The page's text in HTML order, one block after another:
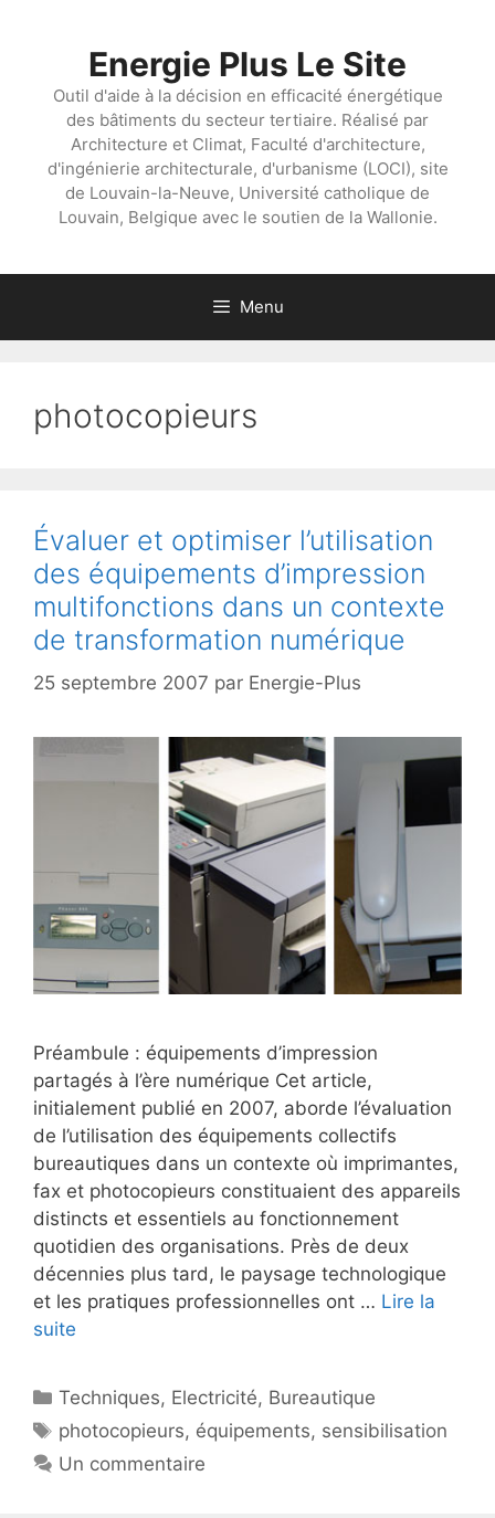
Energie Plus Le Site
Outil d'aide à la décision en efficacité énergétique
des bâtiments du secteur tertiaire. Réalisé par
Architecture et Climat, Faculté d'architecture,
d'ingénierie architecturale, d'urbanisme (LOCI), site
de Louvain-la-Neuve, Université catholique de
Louvain, Belgique avec le soutien de la Wallonie.
Menu
photocopieurs
Évaluer et optimiser l’utilisation
des équipements d’impression
multifonctions dans un contexte
de transformation numérique
25 septembre 2007 par Energie-Plus
Préambule : équipements d’impression
partagés à l’ère numérique Cet article,
initialement publié en 2007, aborde l’évaluation
de l’utilisation des équipements collectifs
bureautiques dans un contexte où imprimantes,
fax et photocopieurs constituaient des appareils
distincts et essentiels au fonctionnement
quotidien des organisations. Près de deux
décennies plus tard, le paysage technologique
et les pratiques professionnelles ont … Lire la
suite
Catégories
Techniques, Electricité, Bureautique
Étiquettes
photocopieurs, équipements, sensibilisation
Un commentaire